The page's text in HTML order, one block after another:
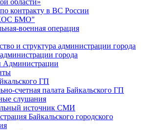
области»
контракту в ВС России
БМО"
военная операция
и структура администрации города
города
Администрации
ГП
счетная палата Байкальского ГП
слушания
источник СМИ
Байкальского городского